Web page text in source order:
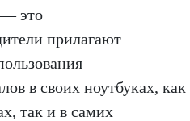
— это
прилагают
в своих ноутбуках, как
так и в самих